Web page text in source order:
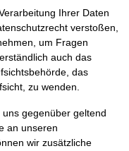
Ihrer Daten
verstoßen,
um Fragen
auch das
das
zu wenden.
gegenüber geltend
an unseren
wir zusätzliche